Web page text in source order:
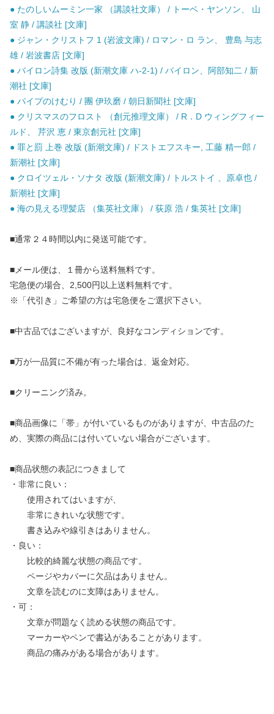
● たのしいムーミン一家 （講談社文庫） / トーベ・ヤンソン、 山
室 静 / 講談社 [文庫]
● ジャン・クリストフ 1 (岩波文庫) / ロマン・ロ ラン、 豊島 与志
雄 / 岩波書店 [文庫]
● バイロン詩集 改版 (新潮文庫 ハ-2-1) / バイロン、阿部知二 / 新
潮社 [文庫]
● パイプのけむり / 團 伊玖磨 / 朝日新聞社 [文庫]
● クリスマスのフロスト （創元推理文庫） / R．D ウィングフィー
ルド、 芹沢 恵 / 東京創元社 [文庫]
● 罪と罰 上巻 改版 (新潮文庫) / ドストエフスキー, 工藤 精一郎 /
新潮社 [文庫]
● クロイツェル・ソナタ 改版 (新潮文庫) / トルストイ 、原卓也 /
新潮社 [文庫]
● 海の見える理髪店 （集英社文庫） / 荻原 浩 / 集英社 [文庫]
■通常２４時間以内に発送可能です。
■メール便は、１冊から送料無料です。
宅急便の場合、2,500円以上送料無料です。
※「代引き」ご希望の方は宅急便をご選択下さい。
■中古品ではございますが、良好なコンディションです。
■万が一品質に不備が有った場合は、返金対応。
■クリーニング済み。
■商品画像に「帯」が付いているものがありますが、中古品のた
め、実際の商品には付いていない場合がございます。
■商品状態の表記につきまして
・非常に良い：
使用されてはいますが、
非常にきれいな状態です。
書き込みや線引きはありません。
・良い：
比較的綺麗な状態の商品です。
ページやカバーに欠品はありません。
文章を読むのに支障はありません。
・可：
文章が問題なく読める状態の商品です。
マーカーやペンで書込があることがあります。
商品の痛みがある場合があります。